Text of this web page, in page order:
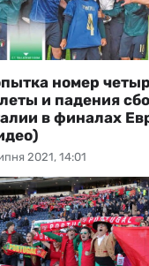
2021, 14:01
номер
и падения
в финалах